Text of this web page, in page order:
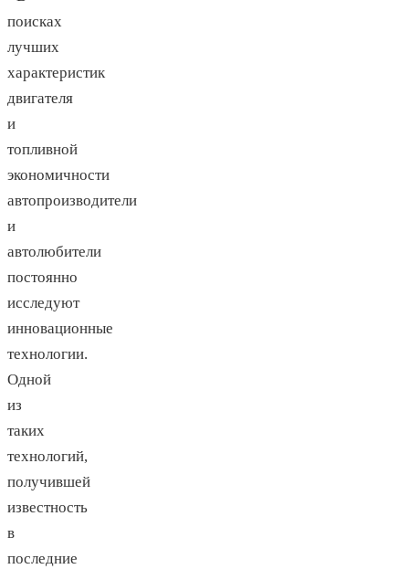
поисках
лучших
характеристик
двигателя
и
топливной
экономичности
автопроизводители
и
автолюбители
постоянно
исследуют
инновационные
технологии.
Одной
из
таких
технологий,
получившей
известность
в
последние